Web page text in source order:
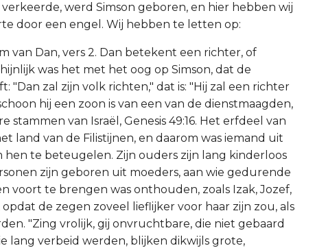
werd Simson geboren, en hier hebben wij
door een engel. Wij hebben te letten op:
van Dan, vers 2. Dan betekent een richter, of
was het met het oog op Simson, dat de
"Dan zal zijn volk richten," dat is: "Hij zal een richter
hij een zoon is van een van de dienstmaagden,
stammen van Israël, Genesis 49:16. Het erfdeel van
land van de Filistijnen, en daarom was iemand uit
hen te beteugelen. Zijn ouders zijn lang kinderloos
zijn geboren uit moeders, aan wie gedurende
voort te brengen was onthouden, zoals Izak, Jozef,
de zegen zoveel lieflijker voor haar zijn zou, als
"Zing vrolijk, gij onvruchtbare, die niet gebaard
lang verbeid werden, blijken dikwijls grote,